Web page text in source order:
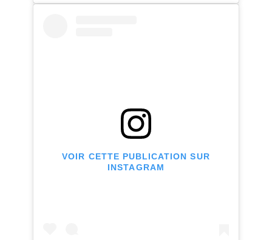
VOIR CETTE PUBLICATION SUR
INSTAGRAM